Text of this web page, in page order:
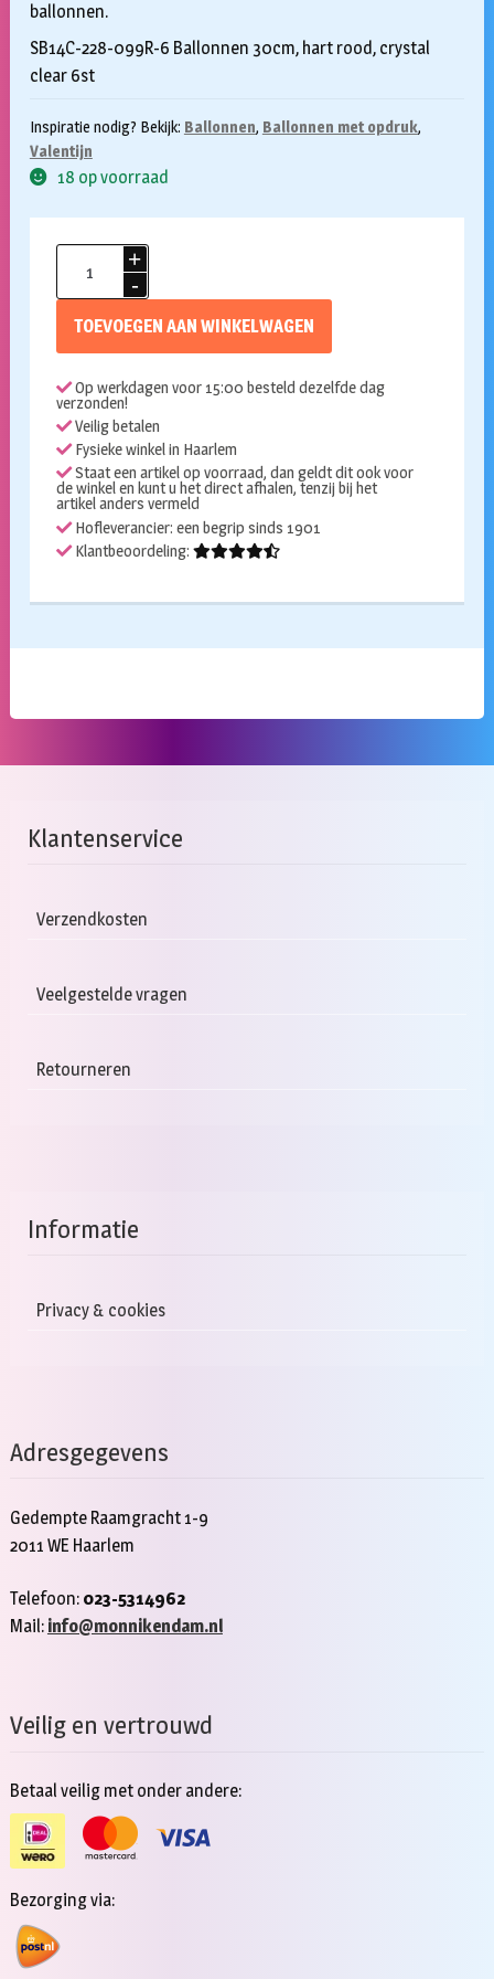
ballonnen.
SB14C-228-099R-6 Ballonnen 30cm, hart rood, crystal
clear 6st
Inspiratie nodig? Bekijk: Ballonnen, Ballonnen met opdruk,
Valentijn
18 op voorraad
Transparante
ballonnen
6
stuks
aantal
TOEVOEGEN AAN WINKELWAGEN
Op werkdagen voor 15:00 besteld dezelfde dag
verzonden!
Veilig betalen
Fysieke winkel in Haarlem
Staat een artikel op voorraad, dan geldt dit ook voor
de winkel en kunt u het direct afhalen, tenzij bij het
artikel anders vermeld
Hofleverancier: een begrip sinds 1901
Klantbeoordeling:
Klantenservice
Verzendkosten
Veelgestelde vragen
Retourneren
Informatie
Privacy & cookies
Adresgegevens
Gedempte Raamgracht 1-9
2011 WE Haarlem
Telefoon: 023-5314962
Mail: info@monnikendam.nl
Veilig en vertrouwd
Betaal veilig met onder andere:
Bezorging via: